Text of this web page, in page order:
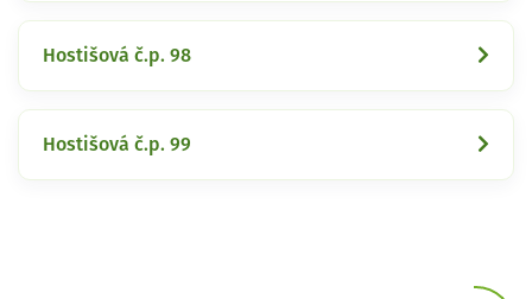
Hostišová č.p. 98
Hostišová č.p. 99